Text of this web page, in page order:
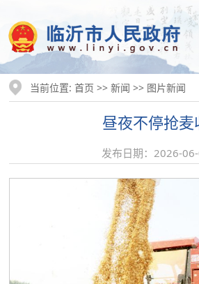
当前位置:首页 >>新闻 >> 图片新闻
昼夜不停抢麦
发布日期：2026-